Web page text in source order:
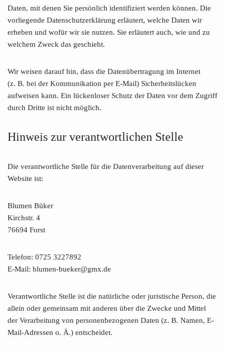
Daten, mit denen Sie persönlich identifiziert werden können. Die
vorliegende Datenschutzerklärung erläutert, welche Daten wir
erheben und wofür wir sie nutzen. Sie erläutert auch, wie und zu
welchem Zweck das geschieht.
Wir weisen darauf hin, dass die Datenübertragung im Internet
(z. B. bei der Kommunikation per E-Mail) Sicherheitslücken
aufweisen kann. Ein lückenloser Schutz der Daten vor dem Zugriff
durch Dritte ist nicht möglich.
Hinweis zur verantwortlichen Stelle
Die verantwortliche Stelle für die Datenverarbeitung auf dieser
Website ist:
Blumen Büker
Kirchstr. 4
76694 Forst
Telefon: 0725 3227892
E-Mail: blumen-bueker@gmx.de
Verantwortliche Stelle ist die natürliche oder juristische Person, die
allein oder gemeinsam mit anderen über die Zwecke und Mittel
der Verarbeitung von personenbezogenen Daten (z. B. Namen, E-
Mail-Adressen o. Ä.) entscheidet.